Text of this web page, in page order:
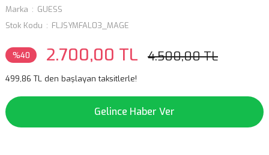
Marka
GUESS
Stok Kodu
FLJSYMFAL03_MAGE
%40 2.700,00 TL 4.500,00 TL
499,86 TL den başlayan taksitlerle!
Gelince Haber Ver